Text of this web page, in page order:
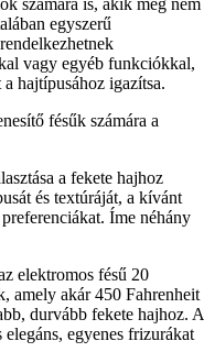
számára is, akik még nem
egyszerű
vagy egyéb funkciókkal,
hajtípusához igazítsa.
fésűk számára a
a fekete hajhoz
és textúráját, a kívánt
Íme néhány
elektromos fésű 20
amely akár 450 Fahrenheit
durvább fekete hajhoz. A
egyenes frizurákat